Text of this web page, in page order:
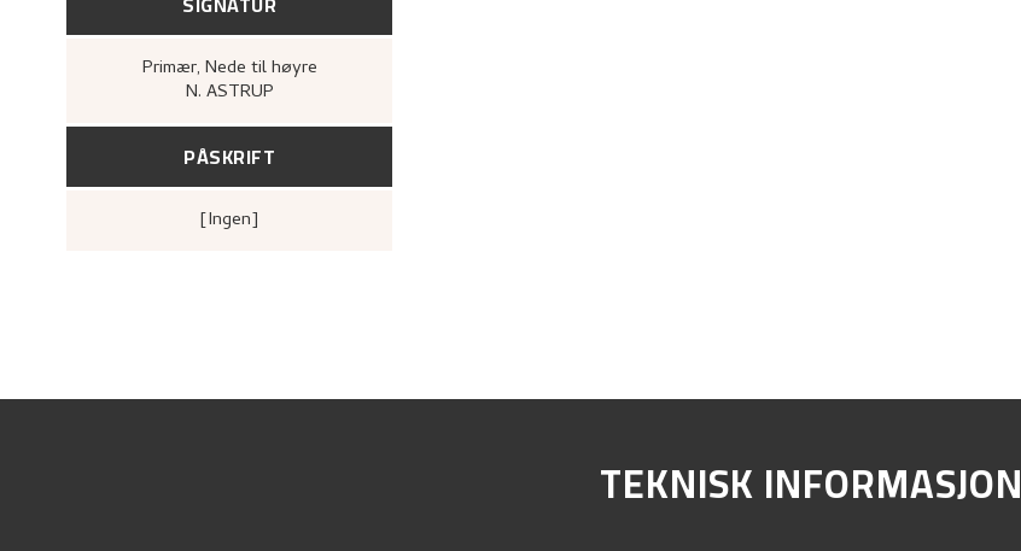
Primær, Nede til høyre
N. ASTRUP
PÅSKRIFT
[ingen]
TEKNISK INFORMASJON